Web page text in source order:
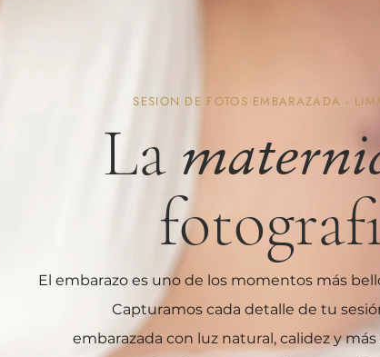
SESION DE FOTOS EMBARAZADA -
La
El embarazo es uno de los momentos más
Capturamos cada detalle de tu
embarazada con luz natural, calidez y